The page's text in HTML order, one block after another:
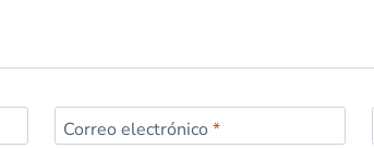
Correo electrónico*